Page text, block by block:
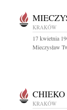
KRAKÓW
17 kwietnia
Mieczysław
KRAKÓW